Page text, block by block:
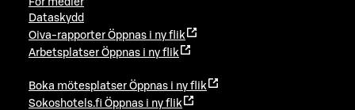
Dataskydd
Oiva-rapporter Öppnas i ny flik
Arbetsplatser Öppnas i ny flik
Boka mötesplatser Öppnas i ny flik
Sokoshotels.fi Öppnas i ny flik